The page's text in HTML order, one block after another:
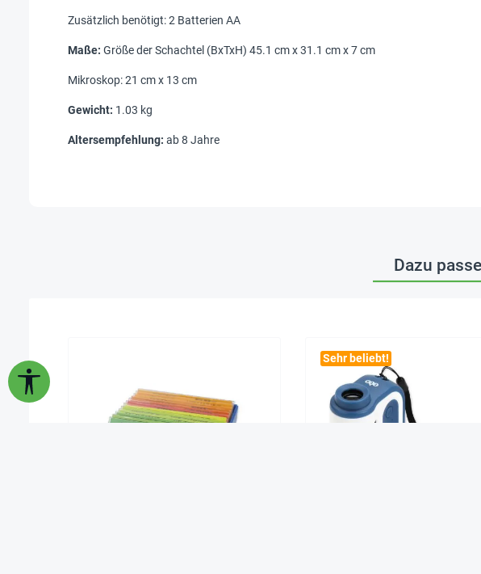
Zusätzlich benötigt: 2 Batterien AA
Maße: Größe der Schachtel (BxTxH) 45.1 cm x 31.1 cm x 7 cm
Mikroskop: 21 cm x 13 cm
Gewicht: 1.03 kg
Altersempfehlung: ab 8 Jahre
Dazu
Sehr beliebt!
Werkzeugleiste anzeigen